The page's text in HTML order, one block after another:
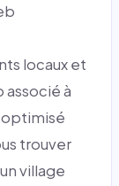
locaux et
à
optimisé
trouver
village